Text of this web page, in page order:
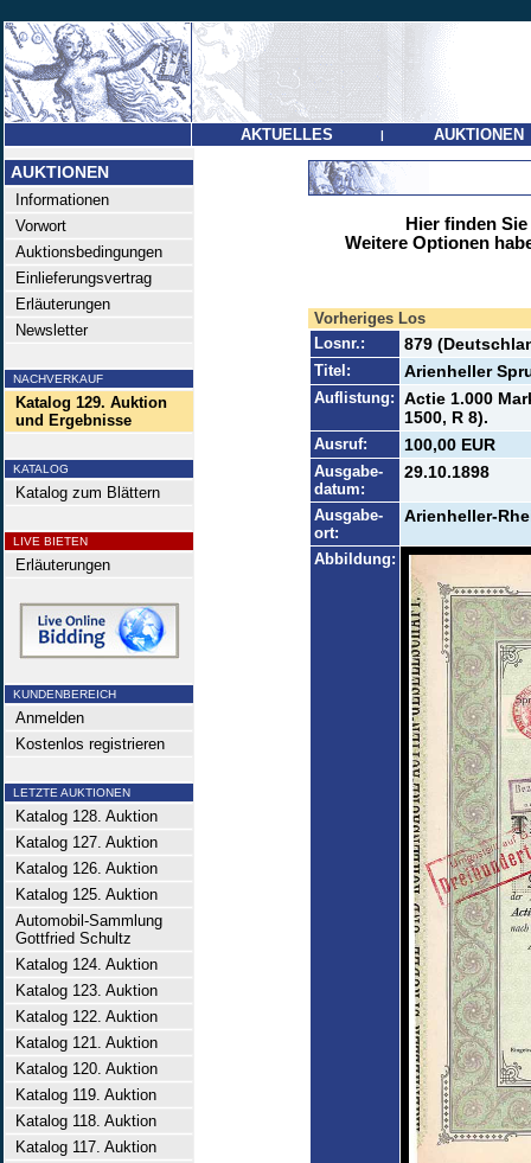
AKTUELLES | AUKTIONEN
AUKTIONEN
Informationen
Vorwort
Auktionsbedingungen
Einlieferungsvertrag
Erläuterungen
Newsletter
NACHVERKAUF
Katalog 129. Auktion
und Ergebnisse
KATALOG
Katalog zum Blättern
LIVE BIETEN
Erläuterungen
KUNDENBEREICH
Anmelden
Kostenlos registrieren
LETZTE AUKTIONEN
Katalog 128. Auktion
Katalog 127. Auktion
Katalog 126. Auktion
Katalog 125. Auktion
Automobil-Sammlung
Gottfried Schultz
Katalog 124. Auktion
Katalog 123. Auktion
Katalog 122. Auktion
Katalog 121. Auktion
Katalog 120. Auktion
Katalog 119. Auktion
Katalog 118. Auktion
Katalog 117. Auktion
Hier finden
Weitere Optionen
Vorheriges Los
Losnr.:
879
Titel: Arienheller
Auflistung: Actie 1.000
1500, R 8).
Ausruf: 100,00 EUR
Ausgabe-
datum:
29.10.1898
Ausgabe-
ort:
Arienheller-
Abbildung: